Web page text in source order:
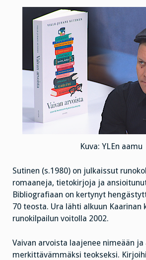
Kuva: YLEn aamu
Sutinen (s.1980) on julkaissut
romaaneja, tietokirjoja ja
Bibliografiaan on kertynyt
70 teosta. Ura lähti alkuun Kaarinan
runokilpailun voitolla 2002.
Vaivan arvoista laajenee nimeään
merkittävämmäksi teokseksi.